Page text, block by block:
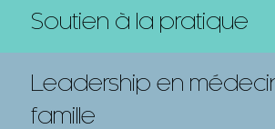
Soutien à la pratique
Leadership en
famille